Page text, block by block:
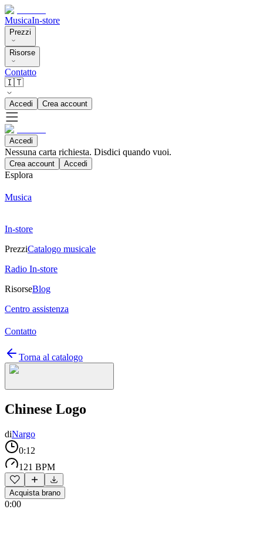
MusicaIn-store
Prezzi
Risorse
Contatto
🇮🇹
Accedi Crea account
Accedi
Nessuna carta richiesta. Disdici quando vuoi.
Crea account Accedi
Esplora
Musica
In-store
PrezziCatalogo musicale
Radio In-store
RisorseBlog
Centro assistenza
Contatto
Torna al catalogo
Chinese Logo
diNargo
0:12
121 BPM
Acquista brano
0:00